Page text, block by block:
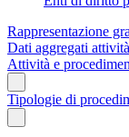
Rappresentazione
Dati aggregati
Attività e
Tipologie di